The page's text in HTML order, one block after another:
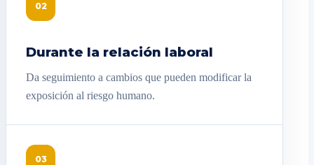
02
Durante la relación laboral
Da seguimiento a cambios que pueden modificar la
exposición al riesgo humano.
03